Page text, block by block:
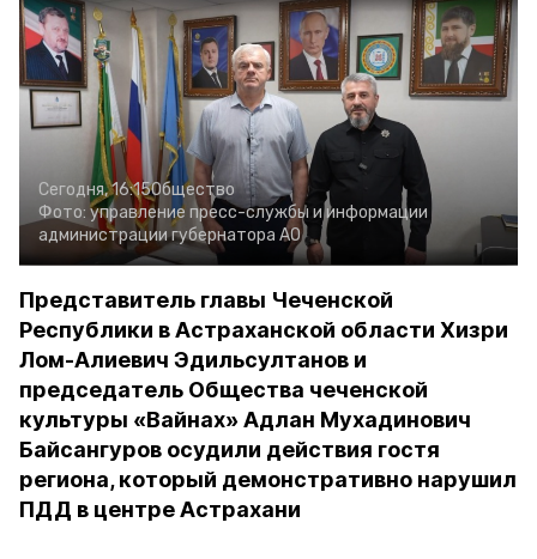
Сегодня, 16:15Общество
Фото: управление пресс-службы и информации
администрации губернатора АО
Представитель главы Чеченской
Республики в Астраханской области Хизри
Лом-Алиевич Эдильсултанов и
председатель Общества чеченской
культуры «Вайнах» Адлан Мухадинович
Байсангуров осудили действия гостя
региона, который демонстративно нарушил
ПДД в центре Астрахани